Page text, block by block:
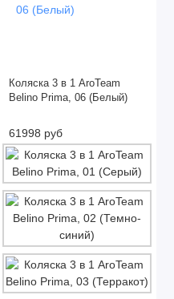
Коляска 3 в 1 AroTeam
Belino Prima, 06 (Белый)
61998 руб